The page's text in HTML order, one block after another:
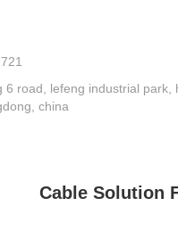
6 road, lefeng industrial park,
china
Cable Solution